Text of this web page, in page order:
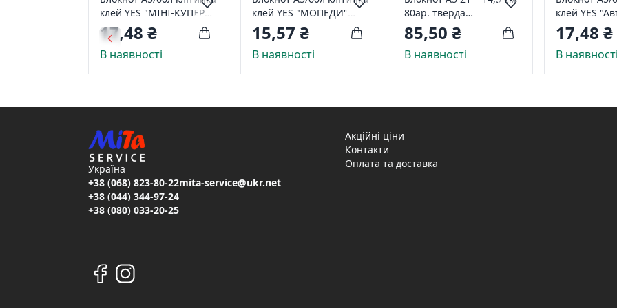
клей YES "МІНІ-КУПЕРИ"
890858
17,48 ₴
В наявності
клей YES "МОПЕДИ"
890873
15,57 ₴
В наявності
80ар. тверда
обкладинка, поролон
6600-8 лінія
85,50 ₴
В наявності
клей YES
17,48 ₴
В наявності
Україна
+38 (068) 823-80-22
+38 (044) 344-97-24
+38 (080) 033-20-25
mita-service@ukr.net
Акційні ціни
Контакти
Оплата та доставка